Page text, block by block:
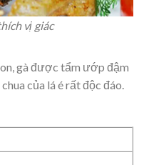
vị giác
gà được tẩm ướp đậm
của lá é rất độc đáo.